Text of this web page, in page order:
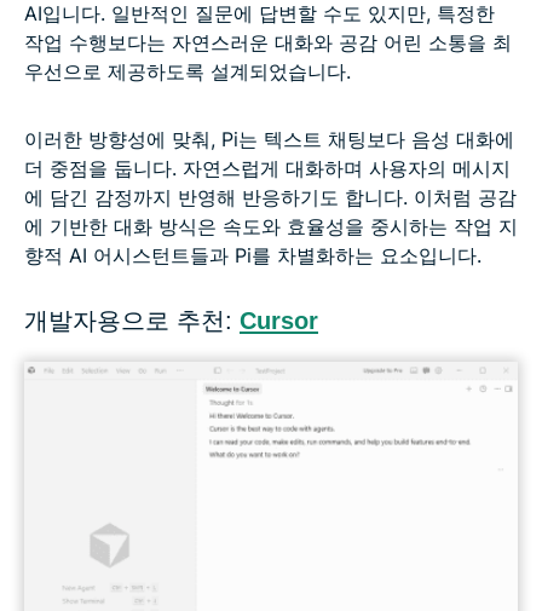
AI입니다. 일반적인 질문에 답변할 수도 있지만, 특정한
작업 수행보다는 자연스러운 대화와 공감 어린 소통을 최
우선으로 제공하도록 설계되었습니다.
이러한 방향성에 맞춰, Pi는 텍스트 채팅보다 음성 대화에
더 중점을 둡니다. 자연스럽게 대화하며 사용자의 메시지
에 담긴 감정까지 반영해 반응하기도 합니다. 이처럼 공감
에 기반한 대화 방식은 속도와 효율성을 중시하는 작업 지
향적 AI 어시스턴트들과 Pi를 차별화하는 요소입니다.
개발자용으로 추천: Cursor